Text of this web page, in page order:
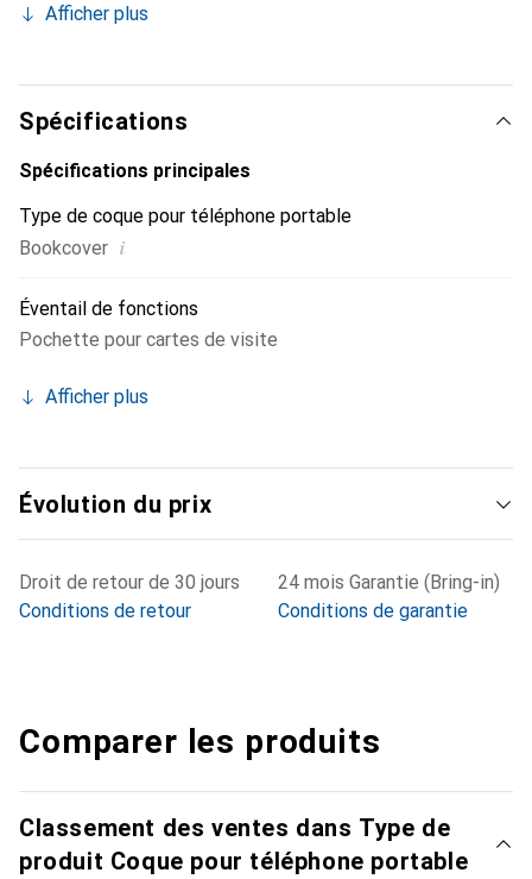
devient l'accessoire chic et indispensable pour votre
internationalement pour ses produits de haute qualité et
constitue un choix fiable pour une clientèle exigeante.
Afficher plus
Spécifications
Spécifications principales
Type de coque pour téléphone portable
Bookcover i
Éventail de fonctions
Pochette pour cartes de visite
Afficher plus
Évolution du prix
Droit de retour de 30 jours
Conditions de retour
24 mois Garantie (Bring-in)
Conditions de garantie
Comparer les produits
Classement des ventes dans Type de
produit Coque pour téléphone portable